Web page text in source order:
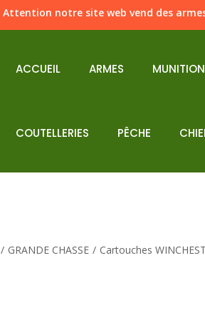
Attention notre site web vend des
ACCUEIL ARMES
COUTELLERIES PÊCHE
/ GRANDE CHASSE / Cartouches